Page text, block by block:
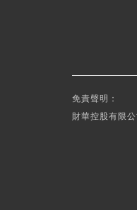
免責聲明：
財華控股有限